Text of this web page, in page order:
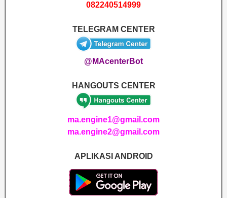
082240514999
TELEGRAM CENTER
@MAcenterBot
HANGOUTS CENTER
ma.engine1@gmail.com
ma.engine2@gmail.com
APLIKASI ANDROID